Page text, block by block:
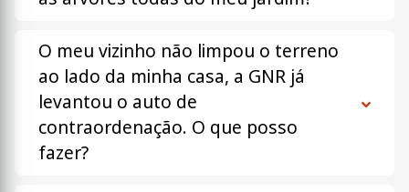
O meu vizinho não limpou o terreno
ao lado da minha casa, a GNR já
levantou o auto de
contraordenação. O que posso
fazer?